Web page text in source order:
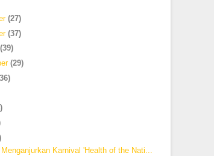
(27)
(37)
(39)
(29)
Karnival 'Health of the Nati...